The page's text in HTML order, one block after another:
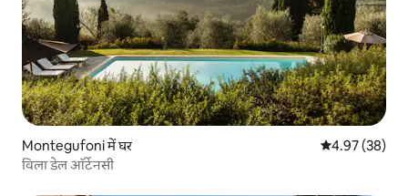
Montegufoni में घर औसत रेटिंग 5 में
4.97 (38)
विला डेल ऑर्टेनसी